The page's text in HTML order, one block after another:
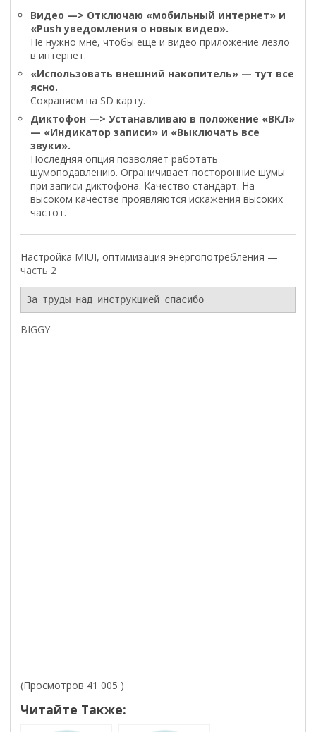
Видео —> Отключаю «мобильный интернет» и
«Push уведомления о новых видео».
Не нужно мне, чтобы еще и видео приложение лезло
в интернет.
«Использовать внешний накопитель» — тут все
ясно.
Сохраняем на SD карту.
Диктофон —> Устанавливаю в положение «ВКЛ»
— «Индикатор записи» и «Выключать все
звуки».
Последняя опция позволяет работать
шумоподавлению. Ограничивает посторонние шумы
при записи диктофона. Качество стандарт. На
высоком качестве проявляются искажения высоких
частот.
Настройка MIUI, оптимизация энергопотребления —
часть 2
За труды над инструкцией спасибо
BIGGY
(Просмотров 41 005 )
Читайте Также: